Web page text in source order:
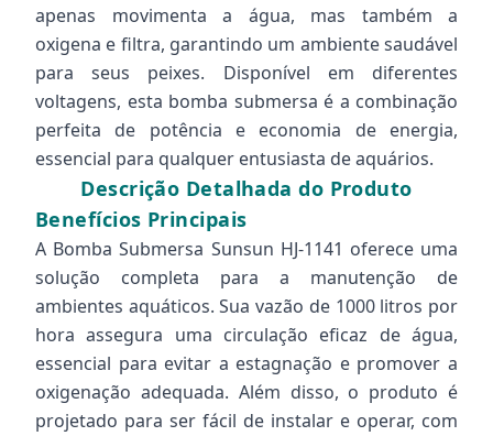
apenas movimenta a água, mas também a
oxigena e filtra, garantindo um ambiente saudável
para seus peixes. Disponível em diferentes
voltagens, esta bomba submersa é a combinação
perfeita de potência e economia de energia,
essencial para qualquer entusiasta de aquários.
Descrição Detalhada do Produto
Benefícios Principais
A Bomba Submersa Sunsun HJ-1141 oferece uma
solução completa para a manutenção de
ambientes aquáticos. Sua vazão de 1000 litros por
hora assegura uma circulação eficaz de água,
essencial para evitar a estagnação e promover a
oxigenação adequada. Além disso, o produto é
projetado para ser fácil de instalar e operar, com